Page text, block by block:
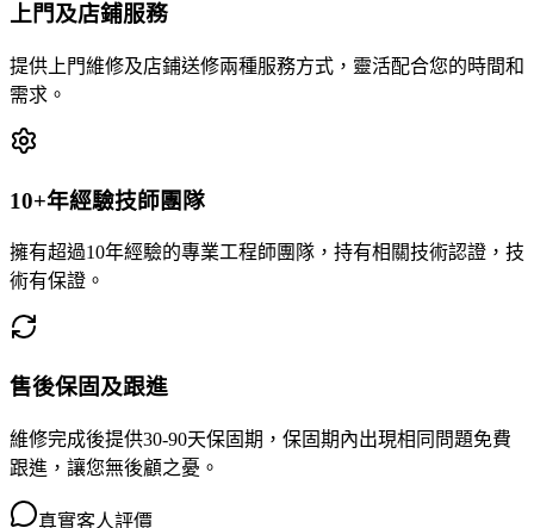
上門及店鋪服務
提供上門維修及店鋪送修兩種服務方式，靈活配合您的時間和
需求。
10+年經驗技師團隊
擁有超過10年經驗的專業工程師團隊，持有相關技術認證，技
術有保證。
售後保固及跟進
維修完成後提供30-90天保固期，保固期內出現相同問題免費
跟進，讓您無後顧之憂。
真實客人評價